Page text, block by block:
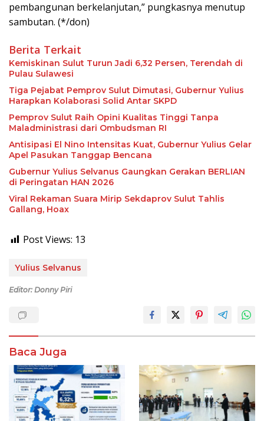
pembangunan berkelanjutan,” pungkasnya menutup
sambutan. (*/don)
Berita Terkait
Kemiskinan Sulut Turun Jadi 6,32 Persen, Terendah di
Pulau Sulawesi
Tiga Pejabat Pemprov Sulut Dimutasi, Gubernur Yulius
Harapkan Kolaborasi Solid Antar SKPD
Pemprov Sulut Raih Opini Kualitas Tinggi Tanpa
Maladministrasi dari Ombudsman RI
Antisipasi El Nino Intensitas Kuat, Gubernur Yulius Gelar
Apel Pasukan Tanggap Bencana
Gubernur Yulius Selvanus Gaungkan Gerakan BERLIAN
di Peringatan HAN 2026
Viral Rekaman Suara Mirip Sekdaprov Sulut Tahlis
Gallang, Hoax
Post Views: 13
Yulius Selvanus
Editor: Donny Piri
Baca Juga